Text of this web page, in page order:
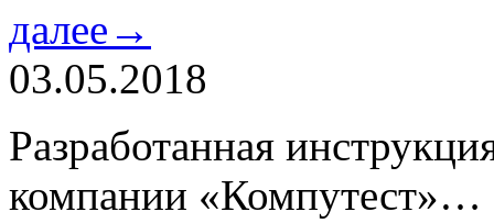
далее→
03.05.2018
Разработанная
компании «Компутест»…